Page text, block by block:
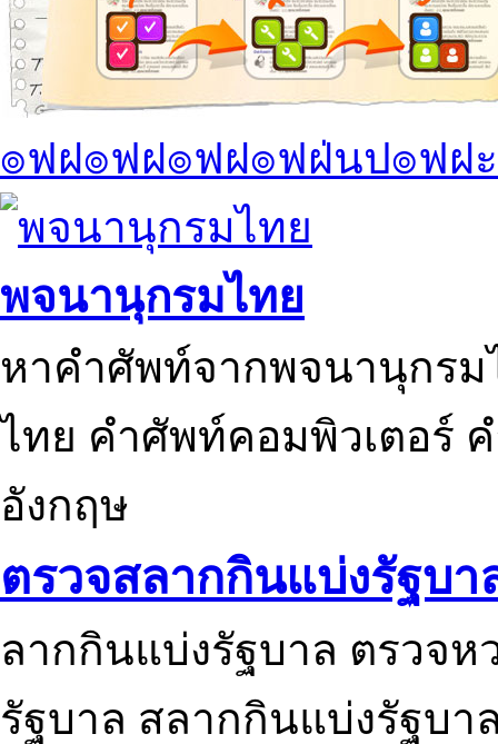
๏ฟฝ๏ฟฝ๏ฟฝ๏ฟฝ่นป๏ฟฝ
พจนานุกรมไทย
หาคำศัพท์จากพจนานุกรม
ไทย คำศัพท์คอมพิวเตอร์
อังกฤษ
ตรวจสลากกินแบ่งรัฐบา
ลากกินแบ่งรัฐบาล ตรวจ
รัฐบาล สลากกินแบ่งรัฐบา